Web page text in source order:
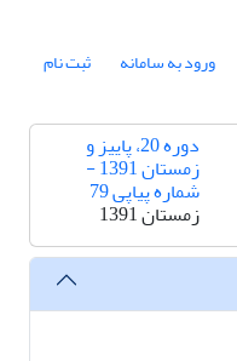
ورود به سامانه ثبت نام
دوره 20، پاییز و
زمستان 1391 -
شماره پیاپی 79
زمستان 1391